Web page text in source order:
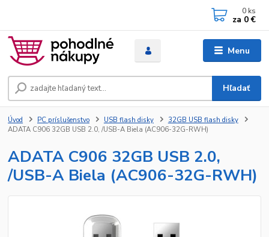
Menu
Hľadať
0 ks
za 0 €
Úvod PC príslušenstvo USB flash disky
32GB USB flash disky
ADATA C906 32GB USB 2.0, /USB-A Biela (AC906-32G-RWH)
ADATA C906 32GB USB 2.0,
/USB-A Biela (AC906-32G-RWH)